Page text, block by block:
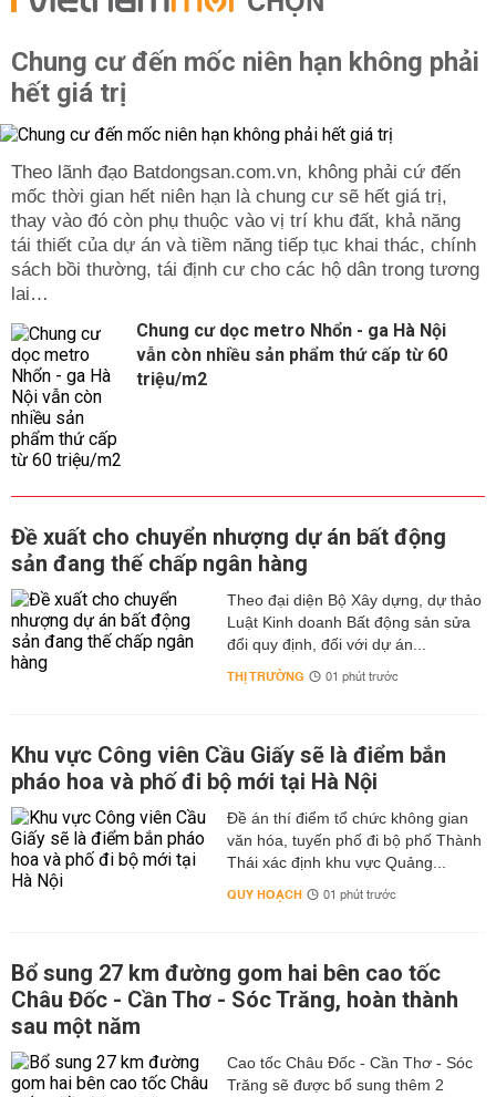
Chung cư đến mốc niên hạn không phải
hết giá trị
Theo lãnh đạo Batdongsan.com.vn, không phải cứ đến
mốc thời gian hết niên hạn là chung cư sẽ hết giá trị,
thay vào đó còn phụ thuộc vào vị trí khu đất, khả năng
tái thiết của dự án và tiềm năng tiếp tục khai thác, chính
sách bồi thường, tái định cư cho các hộ dân trong tương
lai…
Chung cư dọc metro Nhổn - ga Hà Nội
vẫn còn nhiều sản phẩm thứ cấp từ 60
triệu/m2
Đề xuất cho chuyển nhượng dự án bất động
sản đang thế chấp ngân hàng
Theo đại diện Bộ Xây dựng, dự thảo
Luật Kinh doanh Bất động sản sửa
đổi quy định, đối với dự án...
THỊ TRƯỜNG 01 phút trước
Khu vực Công viên Cầu Giấy sẽ là điểm bắn
pháo hoa và phố đi bộ mới tại Hà Nội
Đề án thí điểm tổ chức không gian
văn hóa, tuyến phố đi bộ phố Thành
Thái xác định khu vực Quảng...
QUY HOẠCH 01 phút trước
Bổ sung 27 km đường gom hai bên cao tốc
Châu Đốc - Cần Thơ - Sóc Trăng, hoàn thành
sau một năm
Cao tốc Châu Đốc - Cần Thơ - Sóc
Trăng sẽ được bổ sung thêm 2